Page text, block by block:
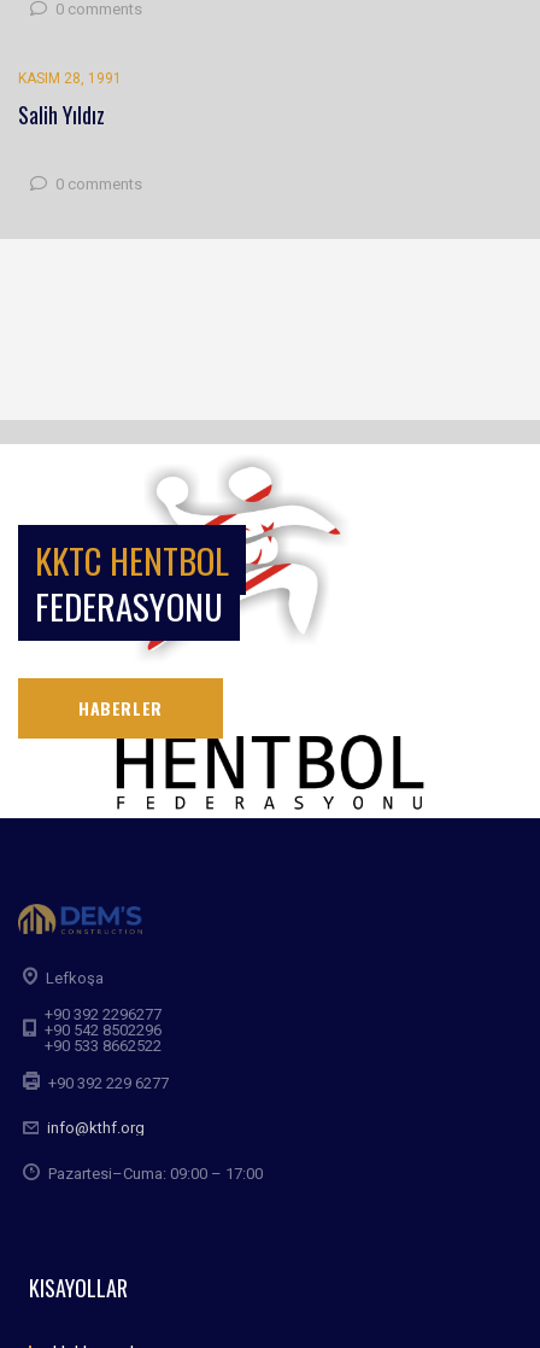
0 comments
KASIM 28, 1991
Salih Yıldız
0 comments
KKTC HENTBOL
FEDERASYONU
HABERLER
Lefkoşa
+90 392 2296277
+90 542 8502296
+90 533 8662522
+90 392 229 6277
info@kthf.org
Pazartesi–Cuma: 09:00 – 17:00
KISAYOLLAR